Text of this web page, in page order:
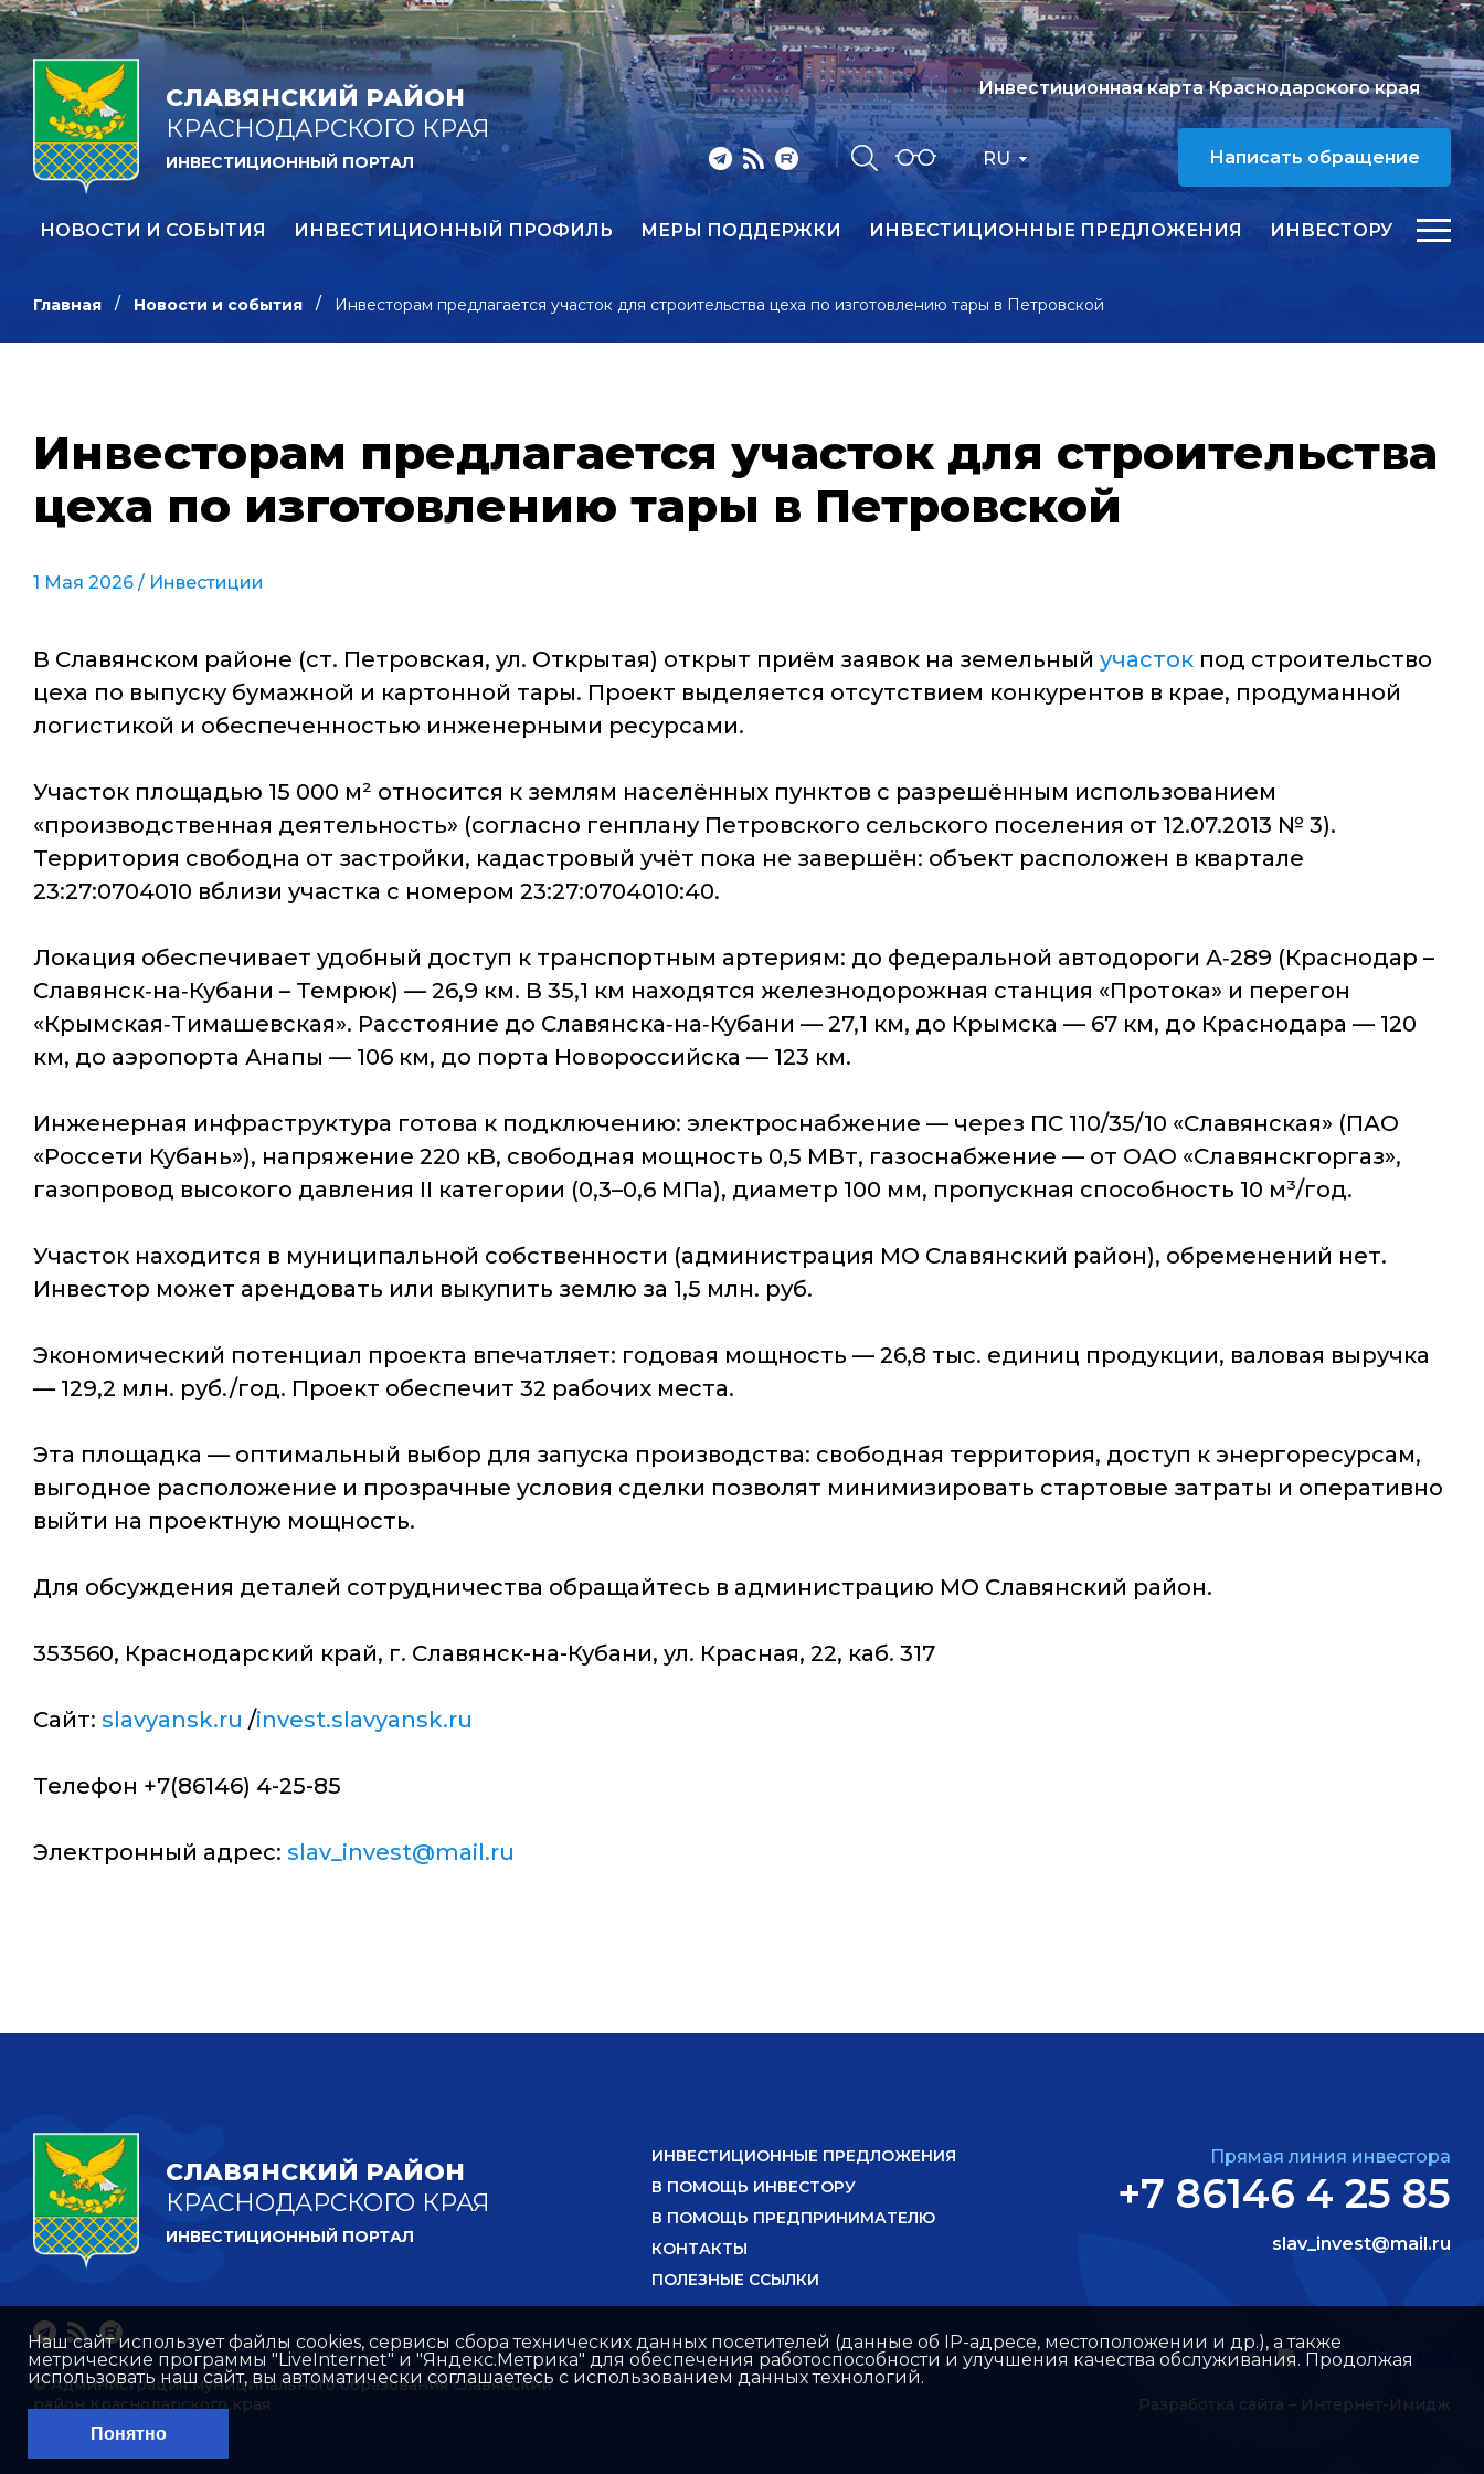
СЛАВЯНСКИЙ РАЙОН
КРАСНОДАРСКОГО КРАЯ
ИНВЕСТИЦИОННЫЙ ПОРТАЛ RU
Инвестиционная карта Краснодарского края
Написать обращение
НОВОСТИ И СОБЫТИЯ ИНВЕСТИЦИОННЫЙ ПРОФИЛЬ МЕРЫ ПОДДЕРЖКИ ИНВЕСТИЦИОННЫЕ ПРЕДЛОЖЕНИЯ ИНВЕСТОРУ
Главная Новости и события Инвесторам предлагается участок для строительства цеха по изготовлению тары в Петровской
Инвесторам предлагается участок для строительства
цеха по изготовлению тары в Петровской
1 Мая 2026 / Инвестиции
В Славянском районе (ст. Петровская, ул. Открытая) открыт приём заявок на земельный участок под строительство
цеха по выпуску бумажной и картонной тары. Проект выделяется отсутствием конкурентов в крае, продуманной
логистикой и обеспеченностью инженерными ресурсами.
Участок площадью 15 000 м² относится к землям населённых пунктов с разрешённым использованием
«производственная деятельность» (согласно генплану Петровского сельского поселения от 12.07.2013 № 3).
Территория свободна от застройки, кадастровый учёт пока не завершён: объект расположен в квартале
23:27:0704010 вблизи участка с номером 23:27:0704010:40.
Локация обеспечивает удобный доступ к транспортным артериям: до федеральной автодороги А‑289 (Краснодар –
Славянск‑на‑Кубани – Темрюк) — 26,9 км. В 35,1 км находятся железнодорожная станция «Протока» и перегон
«Крымская‑Тимашевская». Расстояние до Славянска‑на‑Кубани — 27,1 км, до Крымска — 67 км, до Краснодара — 120
км, до аэропорта Анапы — 106 км, до порта Новороссийска — 123 км.
Инженерная инфраструктура готова к подключению: электроснабжение — через ПС 110/35/10 «Славянская» (ПАО
«Россети Кубань»), напряжение 220 кВ, свободная мощность 0,5 МВт, газоснабжение — от ОАО «Славянскгоргаз»,
газопровод высокого давления II категории (0,3–0,6 МПа), диаметр 100 мм, пропускная способность 10 м³/год.
Участок находится в муниципальной собственности (администрация МО Славянский район), обременений нет.
Инвестор может арендовать или выкупить землю за 1,5 млн. руб.
Экономический потенциал проекта впечатляет: годовая мощность — 26,8 тыс. единиц продукции, валовая выручка
— 129,2 млн. руб./год. Проект обеспечит 32 рабочих места.
Эта площадка — оптимальный выбор для запуска производства: свободная территория, доступ к энергоресурсам,
выгодное расположение и прозрачные условия сделки позволят минимизировать стартовые затраты и оперативно
выйти на проектную мощность.
Для обсуждения деталей сотрудничества обращайтесь в администрацию МО Славянский район.
353560, Краснодарский край, г. Славянск-на-Кубани, ул. Красная, 22, каб. 317
Сайт: slavyansk.ru /invest.slavyansk.ru
Телефон +7(86146) 4-25-85
Электронный адрес: slav_invest@mail.ru
СЛАВЯНСКИЙ РАЙОН
КРАСНОДАРСКОГО КРАЯ
ИНВЕСТИЦИОННЫЙ ПОРТАЛ
ИНВЕСТИЦИОННЫЕ ПРЕДЛОЖЕНИЯ
В ПОМОЩЬ ИНВЕСТОРУ
В ПОМОЩЬ ПРЕДПРИНИМАТЕЛЮ
КОНТАКТЫ
ПОЛЕЗНЫЕ ССЫЛКИ
Прямая линия инвестора
+7 86146 4 25 85
slav_invest@mail.ru
© Администрация муниципального образования Славянский
район Краснодарского края
Разработка сайта – Интернет-Имидж
Наш сайт использует файлы cookies, сервисы сбора технических данных посетителей (данные об IP-адресе, местоположении и др.), а также
метрические программы "LiveInternet" и "Яндекс.Метрика" для обеспечения работоспособности и улучшения качества обслуживания. Продолжая
использовать наш сайт, вы автоматически соглашаетесь с использованием данных технологий.
Понятно